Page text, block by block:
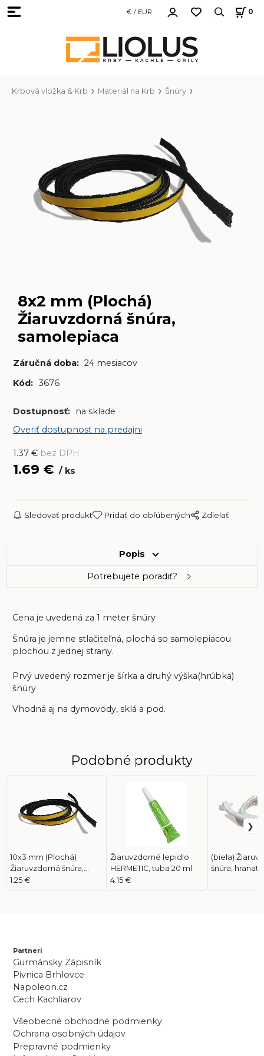
€ / EUR 0
Krbová vložka & Krb Materiál na Krb Šnúry
8x2 mm (Plochá)
Žiaruvzdorná šnúra,
samolepiaca
Záručná doba: 24 mesiacov
Kód: 3676
Dostupnosť:
na sklade
Overiť dostupnosť na predajni
1.37€ bez DPH
1.69 € ks
Sledovať produkt Pridať do obľúbených Zdielať
Popis
Potrebujete poradiť?
Cena je uvedená za 1 meter šnúry
Šnúra je jemne stlačiteľná, plochá so samolepiacou
plochou z jednej strany.
Prvý uvedený rozmer je šírka a druhý výška(hrúbka)
šnúry
Vhodná aj na dymovody, sklá a pod.
Podobné produkty
10x3 mm (Plochá)
Žiaruvzdorná šnúra,
samolepiaca
1.25 €
Žiaruvzdorné lepidlo
HERMETIC, tuba 20 ml
4.15 €
(biela)
šnúra, hranatá
Partneri
Gurmánsky Zápisník
Pivnica Brhlovce
Napoleon.cz
Cech Kachliarov
Všeobecné obchodné podmienky
Ochrana osobných údajov
Prepravné podmienky